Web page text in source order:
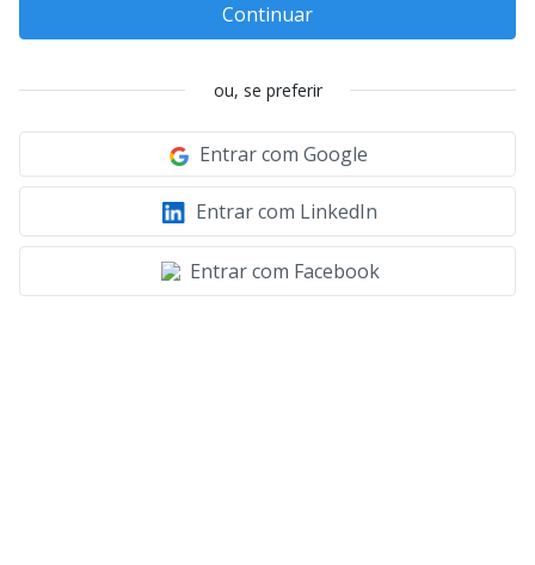
Continuar
ou, se preferir
Entrar com Google
Entrar com LinkedIn
Entrar com Facebook